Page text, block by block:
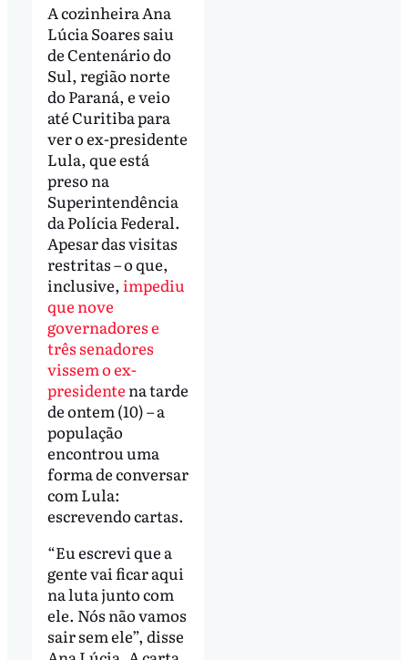
A cozinheira Ana
Lúcia Soares saiu
de Centenário do
Sul, região norte
do Paraná, e veio
até Curitiba para
ver o ex-presidente
Lula, que está
preso na
Superintendência
da Polícia Federal.
Apesar das visitas
restritas – o que,
inclusive, impediu
que nove
governadores e
três senadores
vissem o ex-
presidente na tarde
de ontem (10) – a
população
encontrou uma
forma de conversar
com Lula:
escrevendo cartas.
“Eu escrevi que a
gente vai ficar aqui
na luta junto com
ele. Nós não vamos
sair sem ele”, disse